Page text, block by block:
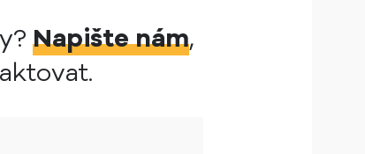
Napište nám,